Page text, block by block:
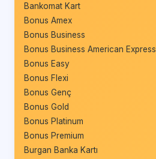
Bankomat Kart
Bonus Amex
Bonus Business
Bonus Business American Express
Bonus Easy
Bonus Flexi
Bonus Genç
Bonus Gold
Bonus Platinum
Bonus Premium
Burgan Banka Kartı